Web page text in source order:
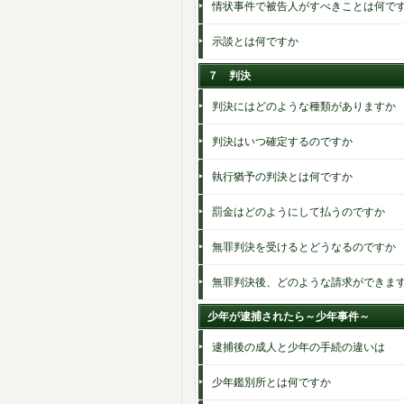
情状事件で被告人がすべきことは何で
示談とは何ですか
７ 判決
判決にはどのような種類がありますか
判決はいつ確定するのですか
執行猶予の判決とは何ですか
罰金はどのようにして払うのですか
無罪判決を受けるとどうなるのですか
無罪判決後、どのような請求ができま
少年が逮捕されたら～少年事件～
逮捕後の成人と少年の手続の違いは
少年鑑別所とは何ですか